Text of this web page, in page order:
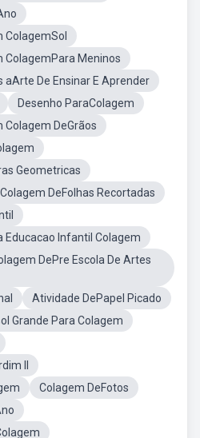
ColagemSol
ColagemPara Meninos
aArte De Ensinar E Aprender
Desenho ParaColagem
DeGrãos
Geometricas
DeFolhas Recortadas
Educacao Infantil Colagem
DePre Escola De Artes
Atividade DePapel Picado
Grande Para Colagem
II
Colagem DeFotos